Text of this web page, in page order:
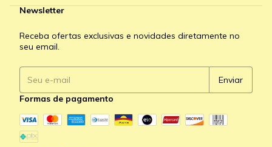
Newsletter
Receba ofertas exclusivas e novidades diretamente no
seu email.
Formas de pagamento